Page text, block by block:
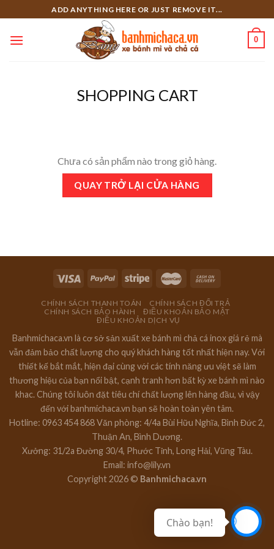
to
content
ADD ANYTHING HERE OR JUST REMOVE IT...
0
SHOPPING CART
Chưa có sản phẩm nào trong giỏ hàng.
QUAY TRỞ LẠI CỬA HÀNG
CHÍNH SÁCH THANH TOÁN
CHÍNH SÁCH ĐỔI TRẢ
CHÍNH SÁCH BẢO HÀNH
ĐIỀU KHOẢN BẢO MẬT
ĐIỀU KHOẢN DỊCH VỤ
Banhmichaca.vn là cơ sở sản xuất xe bánh mì chả cá inox giá rẻ mà
vẫn đảm bảo chất lượng cho quý khách hàng tốt nhất hiện nay. Với
thiết kế bắt mắt, hiện đại cùng với các tính năng ưu việt sẽ làm
thương hiệu của bạn nổi bật, cạnh tranh hơn bất kỳ xe bánh mì nào
khac. Chúng tôi luôn đặt tiêu chí chất lượng lên hàng đầu, vì vậy
đến với banhmichaca.vn bạn sẽ hoàn toàn yên tâm.
Hotline: 0963 454 868 Văn phòng: 4/4a Bùi Hữu Nghĩa, Bình Đức 2,
Thuận An, Bình Dương.
Xưởng: 31/2a Đường 30/4, Phước Tỉnh, Long Hải, Vũng Tàu.
Email: info@lily.vn
Copyright 2026 © Banhmichaca.vn
Chào bạn!